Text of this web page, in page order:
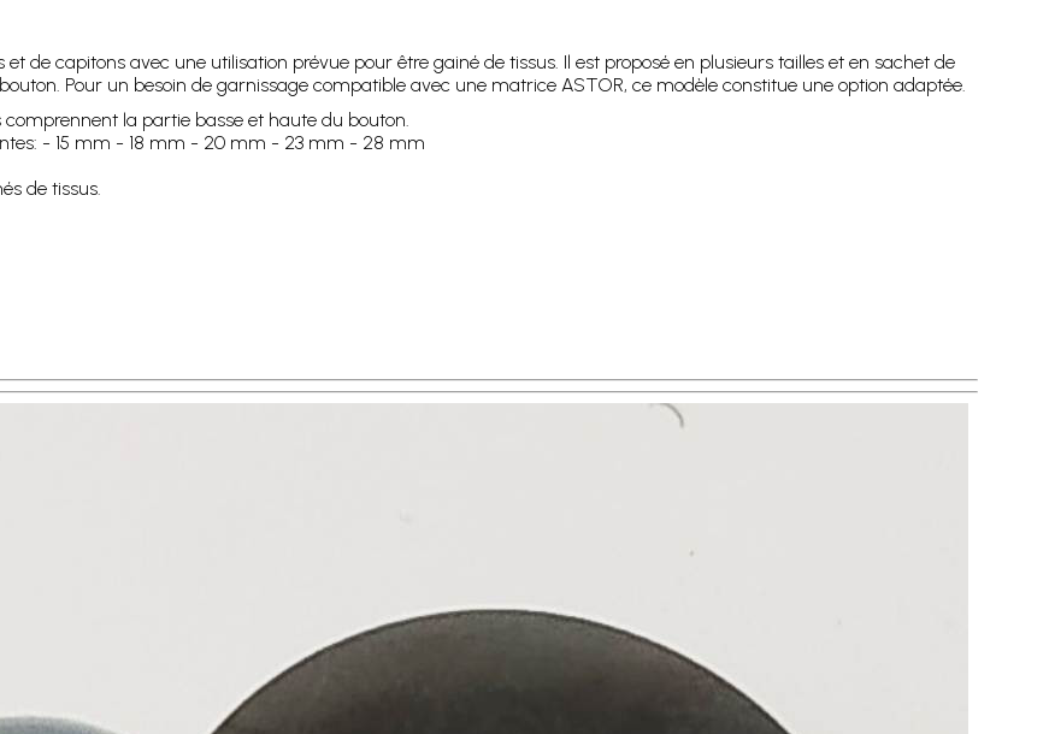
et de capitons avec une utilisation prévue pour être gainé de tissus. Il est proposé en plusieurs tailles et en sachet de
Pour un besoin de garnissage compatible avec une matrice ASTOR, ce modèle constitue une option adaptée.
comprennent la partie basse et haute du bouton.
- 15 mm - 18 mm - 20 mm - 23 mm - 28 mm
de tissus.